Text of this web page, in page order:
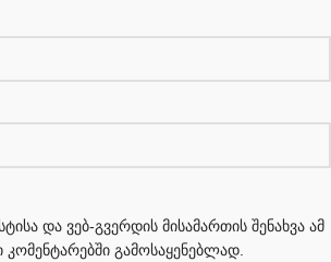
და ვებ-გვერდის მისამართის შენახვა ამ
კომენტარებში გამოსაყენებლად.